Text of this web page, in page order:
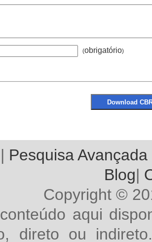
(obrigatório
| Pesquisa Avançada
Blog|
Copyright ©
aqui
direto ou